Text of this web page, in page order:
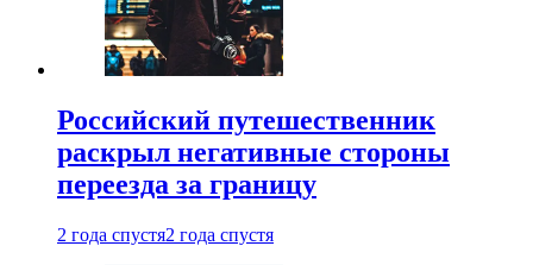
Российский путешественник
раскрыл негативные стороны
переезда за границу
2 года спустя2 года спустя